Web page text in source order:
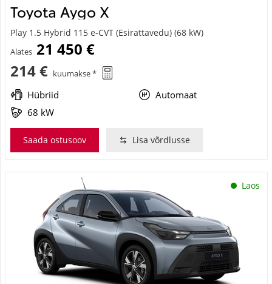
Toyota Aygo X
Play 1.5 Hybrid 115 e-CVT (Esirattavedu) (68 kW)
Alates 21 450 €
214 € kuumakse *
Hübriid
Automaat
68 kW
Saada ostusoov Lisa võrdlusse
Laos